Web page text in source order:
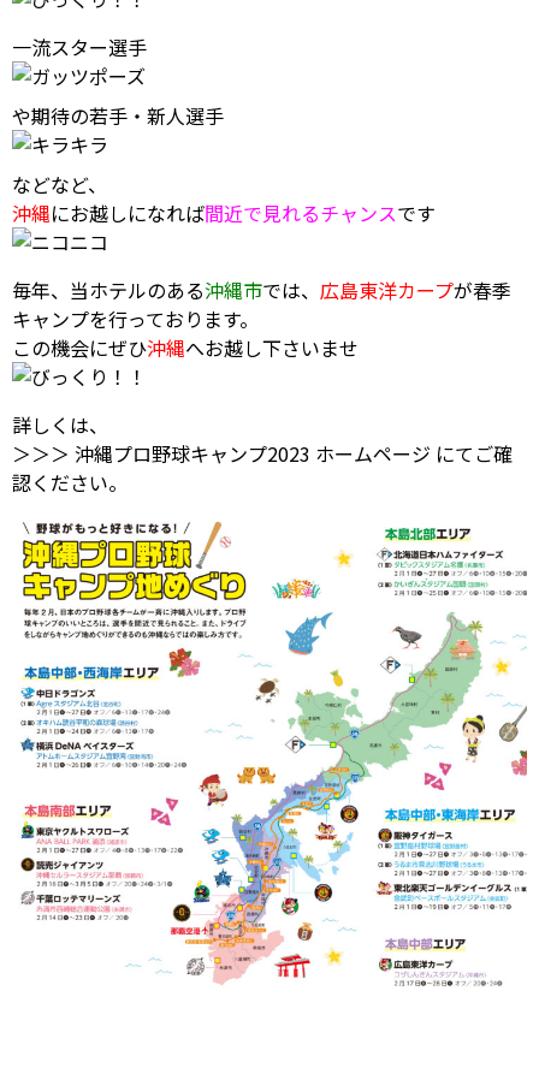
一流スター選手
や期待の若手・新人選手
などなど、
沖縄にお越しになれば間近で見れるチャンスです
毎年、当ホテルのある沖縄市では、 広島東洋カープが春季
キャンプを行っております。
この機会にぜひ沖縄へお越し下さいませ
詳しくは、
＞＞＞ 沖縄プロ野球キャンプ2023 ホームページ にてご確
認ください。